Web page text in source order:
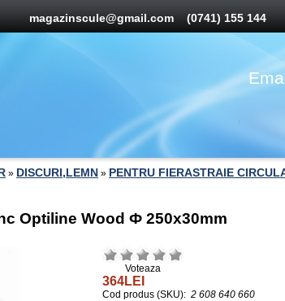
magazinscule@gmail.com(0741) 155 144
» DISCURI,LEMN » PENTRU FIERASTRAIE
Optiline Wood Ф 250x30mm
Voteaza
364LEI
Cod produs (SKU): 2 608 640 660